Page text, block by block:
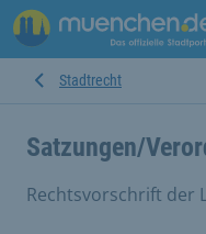
Stadtrecht
Satzungen/
Rechtsvorschrift der